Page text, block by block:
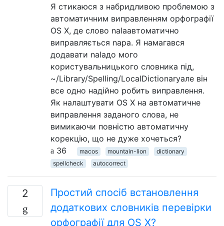
Я стикаюся з набридливою проблемою з
автоматичним виправленням орфографії
OS X, де слово nalaавтоматично
виправляється napa. Я намагався
додавати nalaдо мого
користувальницького словника під,
~/Library/Spelling/LocalDictionaryале він
все одно надійно робить виправлення.
Як налаштувати OS X на автоматичне
виправлення заданого слова, не
вимикаючи повністю автоматичну
корекцію, що не дуже хочеться?
36
macos mountain-lion
dictionary
spellcheck
autocorrect
2
Простий спосіб встановлення
додаткових словників перевірки
орфографії для OS X?